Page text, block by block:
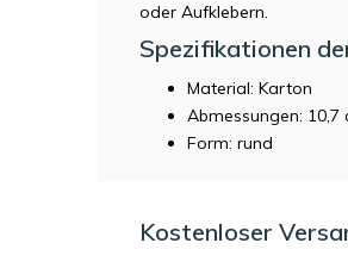
oder Aufklebern.
Spezifikationen
Material: Karton
Abmessungen: 10,7
Form: rund
Kostenloser